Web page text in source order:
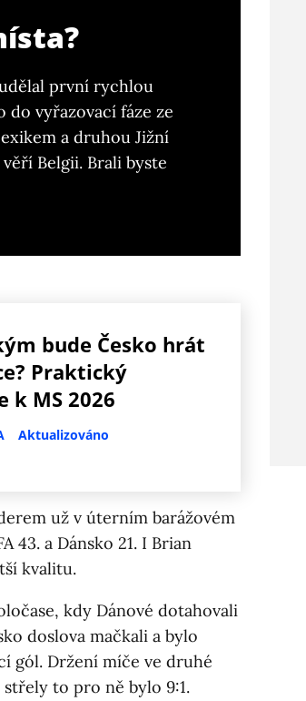
první rychlou
do vyřazovací fáze ze
a druhou Jižní
Belgii. Brali byste
bude Česko hrát
Praktický
k MS 2026
Aktualizováno
už v úterním barážovém
43. a Dánsko 21. I Brian
kvalitu.
kdy Dánové dotahovali
doslova mačkali a bylo
gól. Držení míče ve druhé
to pro ně bylo 9:1.